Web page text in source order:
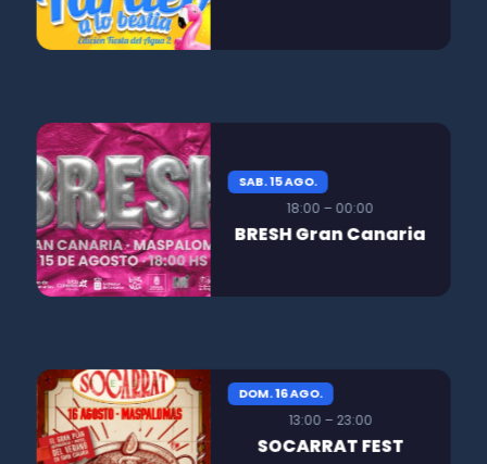
SAB. 15 AGO.
18:00 – 00:00
BRESH Gran Canaria
DOM. 16 AGO.
13:00 – 23:00
SOCARRAT FEST